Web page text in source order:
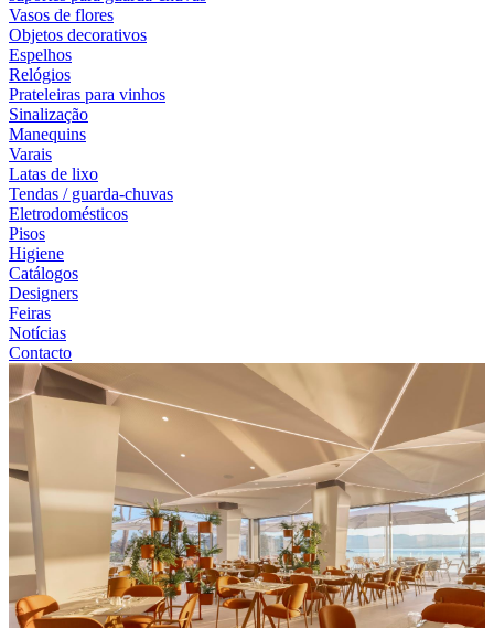
Vasos de flores
Objetos decorativos
Espelhos
Relógios
Prateleiras para vinhos
Sinalização
Manequins
Varais
Latas de lixo
Tendas / guarda-chuvas
Eletrodomésticos
Pisos
Higiene
Catálogos
Designers
Feiras
Notícias
Contacto